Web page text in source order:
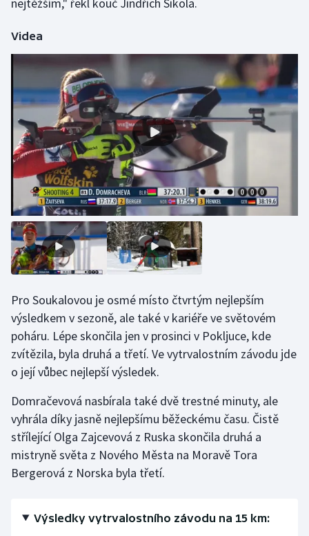
Motorsport
Olympijské hry
Parasport
Plavání
Plážový volejbal
Ragby
Rychlobruslení
Rychlostní kanoistika
Short track
Stolní tenis
Triatlon
Vodní slalom
nejtěžším," řekl kouč Jindřich Šikola.
Videa
Pro Soukalovou je osmé místo čtvrtým nejlepším
výsledkem v sezoně, ale také v kariéře ve světovém
poháru. Lépe skončila jen v prosinci v Pokljuce, kde
zvítězila, byla druhá a třetí. Ve vytrvalostním závodu jde
o její vůbec nejlepší výsledek.
Domračevová nasbírala také dvě trestné minuty, ale
vyhrála díky jasně nejlepšímu běžeckému času. Čistě
střílející Olga Zajcevová z Ruska skončila druhá a
mistryně světa z Nového Města na Moravě Tora
Bergerová z Norska byla třetí.
Výsledky vytrvalostního závodu na 15 km: